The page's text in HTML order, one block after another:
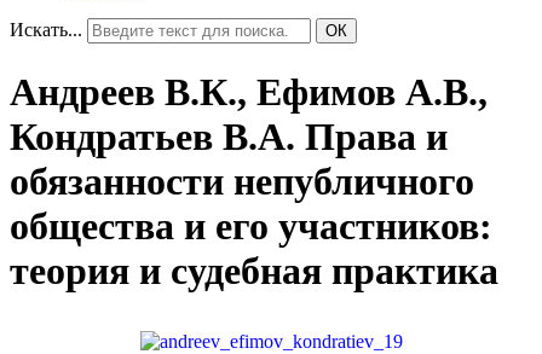
Искать... ОК
Андреев В.К., Ефимов А.В.,
Кондратьев В.А. Права и
обязанности непубличного
общества и его участников:
теория и судебная практика